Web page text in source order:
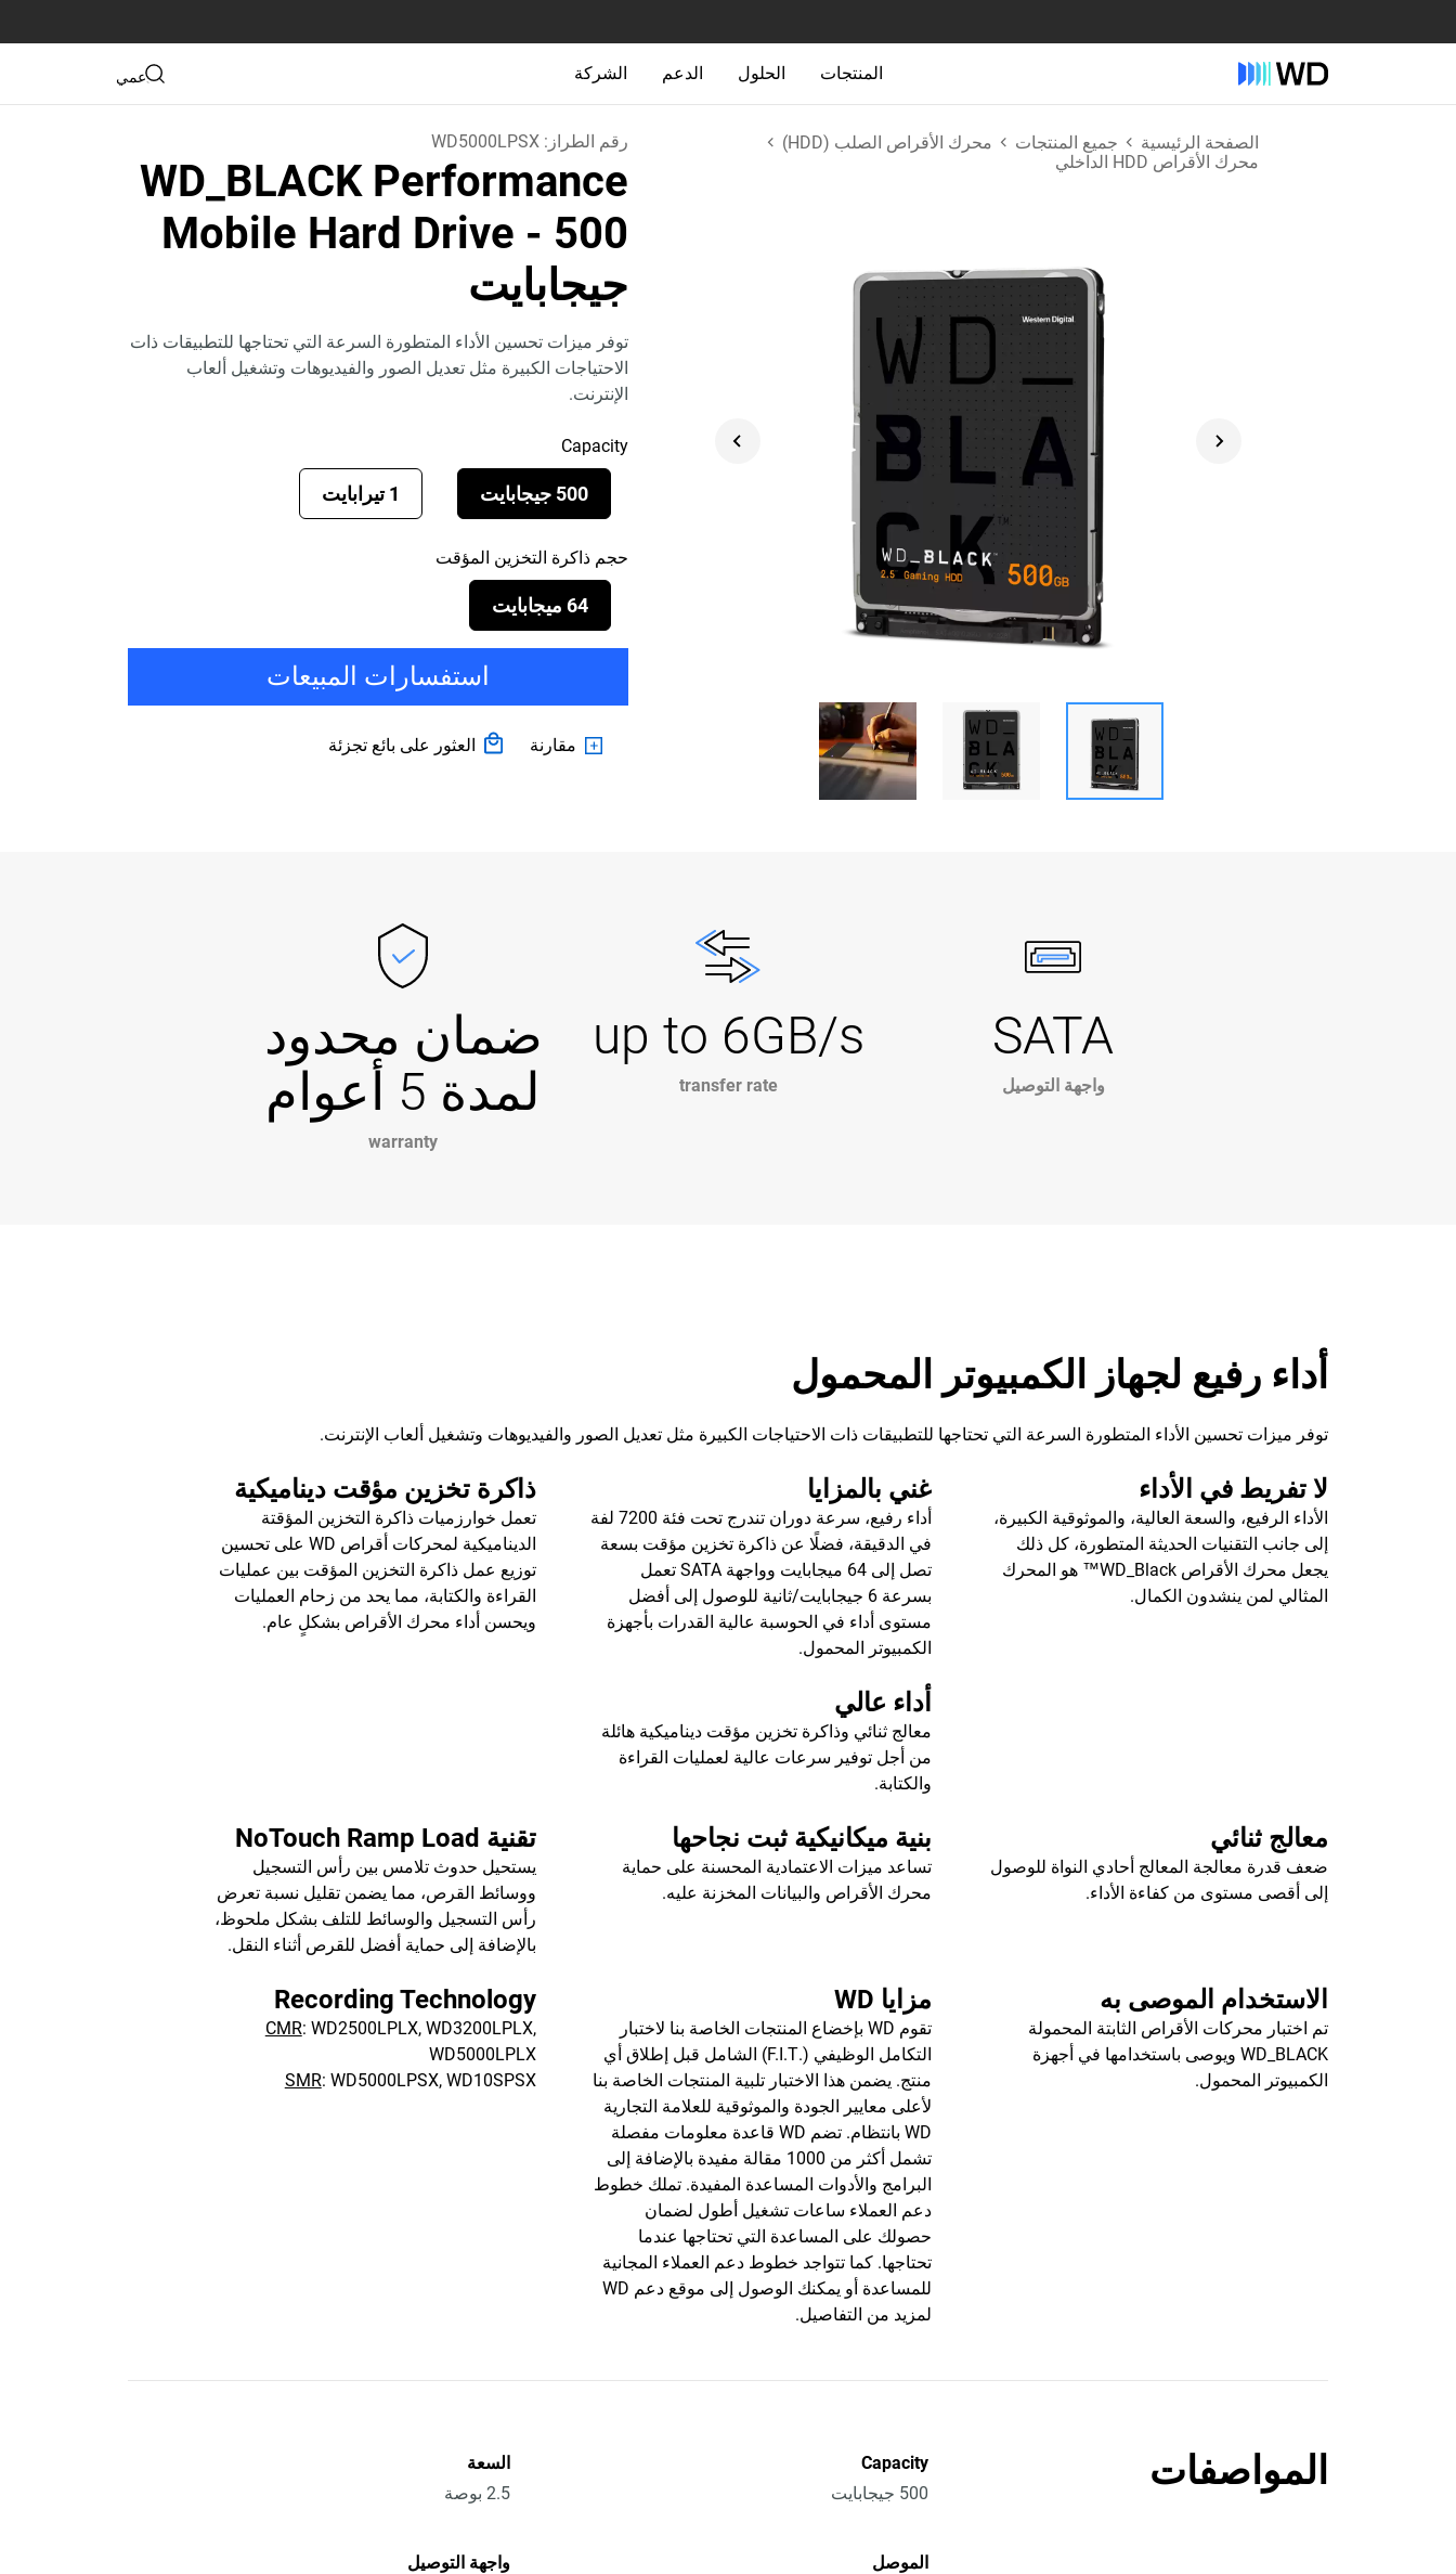
المنتجات الحلول الدعم الشركة دعمي
الصفحة الرئيسية جميع المنتجات
محرك الأقراص الصلب (HDD)
محرك الأقراص HDD الداخلي
رقم الطراز:WD5000LPSX
WD_BLACK Performance
Mobile Hard Drive - 500
جيجابايت
توفر ميزات تحسين الأداء المتطورة السرعة التي تحتاجها للتطبيقات ذات
الاحتياجات الكبيرة مثل تعديل الصور والفيديوهات وتشغيل ألعاب
الإنترنت.
Capacity
500 جيجابايت 1 تيرابايت
حجم ذاكرة التخزين المؤقت
64 ميجابايت
استفسارات المبيعات
مقارنة العثور على بائع تجزئة
SATA
واجهة التوصيل
up to 6GB/s
transfer rate
ضمان محدود
لمدة 5 أعوام
warranty
أداء رفيع لجهاز الكمبيوتر المحمول
توفر ميزات تحسين الأداء المتطورة السرعة التي تحتاجها للتطبيقات ذات الاحتياجات الكبيرة مثل تعديل الصور والفيديوهات وتشغيل ألعاب الإنترنت.
لا تفريط في الأداء
الأداء الرفيع، والسعة العالية، والموثوقية الكبيرة،
إلى جانب التقنيات الحديثة المتطورة، كل ذلك
يجعل محرك الأقراص WD_Black™ هو المحرك
المثالي لمن ينشدون الكمال.
غني بالمزايا
أداء رفيع، سرعة دوران تندرج تحت فئة 7200 لفة
في الدقيقة، فضلًا عن ذاكرة تخزين مؤقت بسعة
تصل إلى 64 ميجابايت وواجهة SATA تعمل
بسرعة 6 جيجابايت/ثانية للوصول إلى أفضل
مستوى أداء في الحوسبة عالية القدرات بأجهزة
الكمبيوتر المحمول.
أداء عالي
معالج ثنائي وذاكرة تخزين مؤقت ديناميكية هائلة
من أجل توفير سرعات عالية لعمليات القراءة
والكتابة.
ذاكرة تخزين مؤقت ديناميكية
تعمل خوارزميات ذاكرة التخزين المؤقتة
الديناميكية لمحركات أقراص WD على تحسين
توزيع عمل ذاكرة التخزين المؤقت بين عمليات
القراءة والكتابة، مما يحد من زحام العمليات
ويحسن أداء محرك الأقراص بشكلٍ عام.
معالج ثنائي
ضعف قدرة معالجة المعالج أحادي النواة للوصول
إلى أقصى مستوى من كفاءة الأداء.
بنية ميكانيكية ثبت نجاحها
تساعد ميزات الاعتمادية المحسنة على حماية
محرك الأقراص والبيانات المخزنة عليه.
تقنية NoTouch Ramp Load
يستحيل حدوث تلامس بين رأس التسجيل
ووسائط القرص، مما يضمن تقليل نسبة تعرض
رأس التسجيل والوسائط للتلف بشكل ملحوظ،
بالإضافة إلى حماية أفضل للقرص أثناء النقل.
الاستخدام الموصى به
تم اختبار محركات الأقراص الثابتة المحمولة
WD_BLACK ويوصى باستخدامها في أجهزة
الكمبيوتر المحمول.
مزايا WD
تقوم WD بإخضاع المنتجات الخاصة بنا لاختبار
التكامل الوظيفي (.F.I.T) الشامل قبل إطلاق أي
منتج. يضمن هذا الاختبار تلبية المنتجات الخاصة بنا
لأعلى معايير الجودة والموثوقية للعلامة التجارية
WD بانتظام. تضم WD قاعدة معلومات مفصلة
تشمل أكثر من 1000 مقالة مفيدة بالإضافة إلى
البرامج والأدوات المساعدة المفيدة. تملك خطوط
دعم العملاء ساعات تشغيل أطول لضمان
حصولك على المساعدة التي تحتاجها عندما
تحتاجها. كما تتواجد خطوط دعم العملاء المجانية
للمساعدة أو يمكنك الوصول إلى موقع دعم WD
لمزيد من التفاصيل.
Recording Technology
CMR: WD2500LPLX, WD3200LPLX,
WD5000LPLX
SMR: WD5000LPSX, WD10SPSX
المواصفات
Capacity
500 جيجابايت
السعة
2.5 بوصة
الموصل
واجهة التوصيل